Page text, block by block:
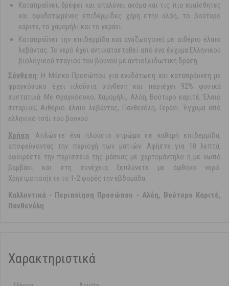
Καταπραΰνει, θρέφει και απαλύνει ακόμα και τις πιο ευαίσθητες
και αφυδατωμένες επιδερμίδες χάρη στην αλόη, το βούτυρο
καριτέ, το χαμομήλι και το γεράνι.
Καταπραΰνει την επιδερμίδα και αναζωογονεί με αιθέριο έλαιο
λεβάντας. Το νερό έχει αντικατασταθεί από ένα έγχυμα Ελληνικού
βιολογικού τσαγιού του βουνού με αντιοξειδωτική δράση.
Σύνθεση: Η Mάσκα Προσώπου για ενυδάτωση και καταπράυνση με
φραγκόσυκο έχει πλούσια σύνθεση και περιέχει 92% φυσικά
συστατικά. Με Φραγκόσυκο, Χαμομήλι, Aλόη, Βούτυρο καριτέ, Έλαιο
σιταριού, Αιθέριο έλαιο λεβάντας, Πανθενόλη, Γεράνι. Έγχυμα από
ελληνικό τσάι του βουνού.
Χρήση: Απλώστε ένα πλούσιο στρώμα σε καθαρή επιδερμίδα,
αποφεύγοντας την περιοχή των ματιών. Αφήστε για 10 λεπτά,
αφαιρέστε την περίσσεια της μάσκας με χαρτομάντηλο ή με νωπό
βαμβάκι και στη συνέχεια ξεπλύνετε με άφθονο νερό.
Χρησιμοποιήστε το 1-2 φορές την εβδομάδα.
Καλλυντικά - Περιποίηση Προσώπου - Αλόη, Βούτυρο Καριτέ,
Πανθενόλη
Χαρακτηριστικά